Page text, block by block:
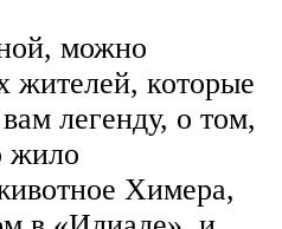
можно
жителей, которые
легенду, о том,
жило
Химера,